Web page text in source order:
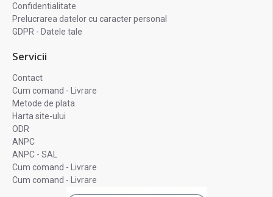
Confidentialitate
Prelucrarea datelor cu caracter personal
GDPR - Datele tale
Servicii
Contact
Cum comand - Livrare
Metode de plata
Harta site-ului
ODR
ANPC
ANPC - SAL
Cum comand - Livrare
Cum comand - Livrare